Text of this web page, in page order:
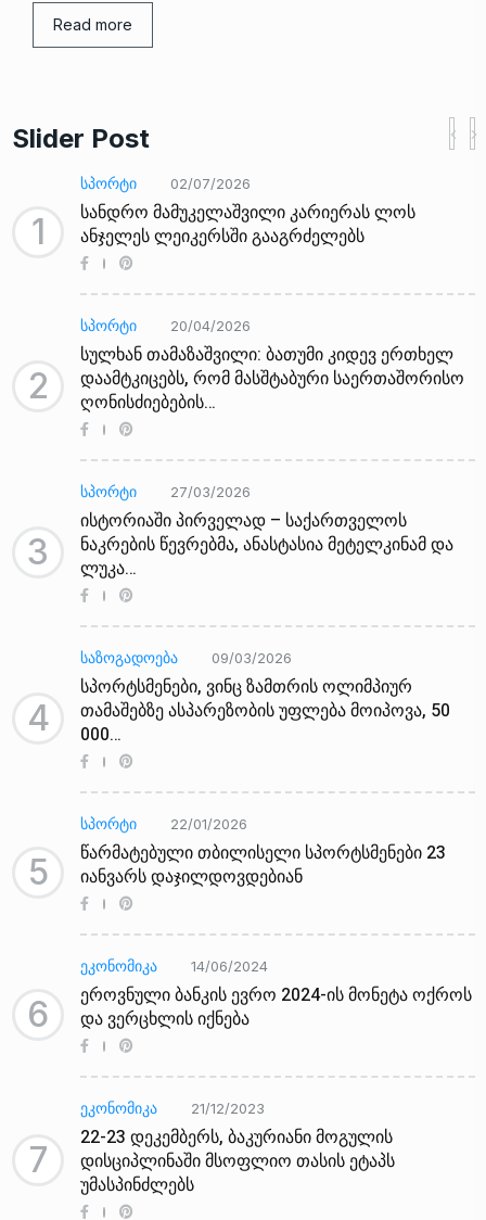
Read more
Slider Post
1
ᲡᲞᲝᲠᲢᲘ 02/07/2026
სანდრო მამუკელაშვილი კარიერას ლოს
ანჯელეს ლეიკერსში გააგრძელებს
2
ᲡᲞᲝᲠᲢᲘ 20/04/2026
სულხან თამაზაშვილი: ბათუმი კიდევ ერთხელ
დაამტკიცებს, რომ მასშტაბური საერთაშორისო
ღონისძიებების…
3
ᲡᲞᲝᲠᲢᲘ 27/03/2026
ისტორიაში პირველად – საქართველოს
ნაკრების წევრებმა, ანასტასია მეტელკინამ და
ლუკა…
4
ᲡᲐᲖᲝᲒᲐᲓᲝᲔᲑᲐ 09/03/2026
სპორტსმენები, ვინც ზამთრის ოლიმპიურ
თამაშებზე ასპარეზობის უფლება მოიპოვა, 50
000…
5
ᲡᲞᲝᲠᲢᲘ 22/01/2026
წარმატებული თბილისელი სპორტსმენები 23
იანვარს დაჯილდოვდებიან
6
ᲔᲙᲝᲜᲝᲛᲘᲙᲐ 14/06/2024
ეროვნული ბანკის ევრო 2024-ის მონეტა ოქროს
და ვერცხლის იქნება
7
ᲔᲙᲝᲜᲝᲛᲘᲙᲐ 21/12/2023
22-23 დეკემბერს, ბაკურიანი მოგულის
დისციპლინაში მსოფლიო თასის ეტაპს
უმასპინძლებს